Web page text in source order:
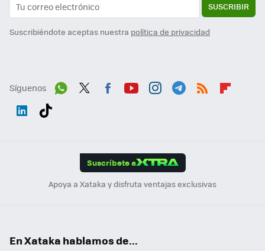
SUSCRIBIR
Suscribiéndote aceptas nuestra política de privacidad
Síguenos
Suscríbete a
Apoya a Xataka y disfruta ventajas exclusivas
En Xataka hablamos de...